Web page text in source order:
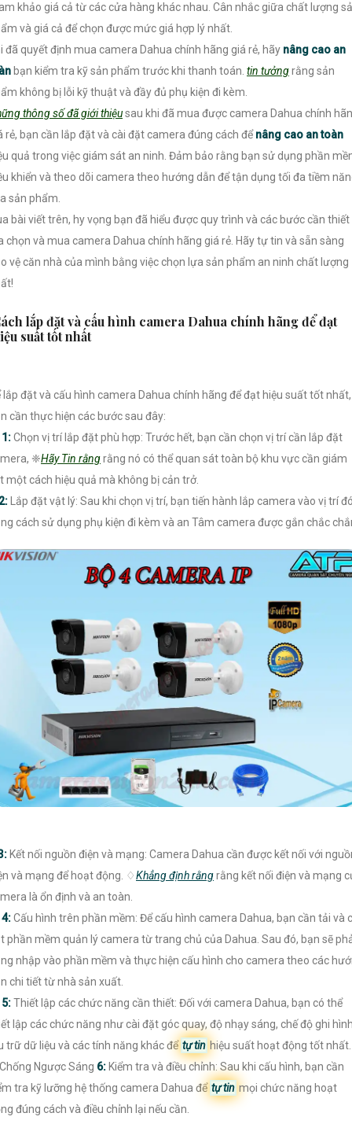
khảo giá cả từ các cửa hàng khác nhau. Cân nhắc giữa chất lượng
và giá cả để chọn được mức giá hợp lý nhất.
đã quyết định mua camera Dahua chính hãng giá rẻ, hãy nâng cao an
bạn kiểm tra kỹ sản phẩm trước khi thanh toán. tin tưởngrằng sản
không bị lỗi kỹ thuật và đầy đủ phụ kiện đi kèm.
thông số đã giới thiệusau khi đã mua được camera Dahua chính
rẻ, bạn cần lắp đặt và cài đặt camera đúng cách đểnâng cao an toàn
quả trong việc giám sát an ninh. Đảm bảo rằng bạn sử dụng phần
khiển và theo dõi camera theo hướng dẫn để tận dụng tối đa tiềm
sản phẩm.
bài viết trên, hy vọng bạn đã hiểu được quy trình và các bước cần thiết
chọn và mua camera Dahua chính hãng giá rẻ. Hãy tự tin và sẵn sàng
vệ căn nhà của mình bằng việc chọn lựa sản phẩm an ninh chất lượng
lắp đặt và cấu hình camera Dahua chính hãng để đạt
suất tốt nhất
lắp đặt và cấu hình camera Dahua chính hãng để đạt hiệu suất tốt nhất,
cần thực hiện các bước sau đây:
1:Chọn vị trí lắp đặt phù hợp: Trước hết, bạn cần chọn vị trí cần lắp đặt
❈Hãy Tin rằngrằng nó có thể quan sát toàn bộ khu vực cần giám
một cách hiệu quả mà không bị cản trở.
Lắp đặt vật lý: Sau khi chọn vị trí, bạn tiến hành lắp camera vào vị trí
cách sử dụng phụ kiện đi kèm và an Tâm camera được gắn chắc
Kết nối nguồn điện và mạng: Camera Dahua cần được kết nối với
và mạng để hoạt động. ♢Khẳng định rằngrằng kết nối điện và mạng
là ổn định và an toàn.
4:Cấu hình trên phần mềm: Để cấu hình camera Dahua, bạn cần tải và
phần mềm quản lý camera từ trang chủ của Dahua. Sau đó, bạn sẽ
nhập vào phần mềm và thực hiện cấu hình cho camera theo các
chi tiết từ nhà sản xuất.
5:Thiết lập các chức năng cần thiết: Đối với camera Dahua, bạn có thể
lập các chức năng như cài đặt góc quay, độ nhạy sáng, chế độ ghi
trữ dữ liệu và các tính năng khác để tự tin hiệu suất hoạt động tốt nhất.
Ngược Sáng 6: Kiểm tra và điều chỉnh: Sau khi cấu hình, bạn cần
tra kỹ lưỡng hệ thống camera Dahua để tự tin mọi chức năng hoạt
đúng cách và điều chỉnh lại nếu cần.